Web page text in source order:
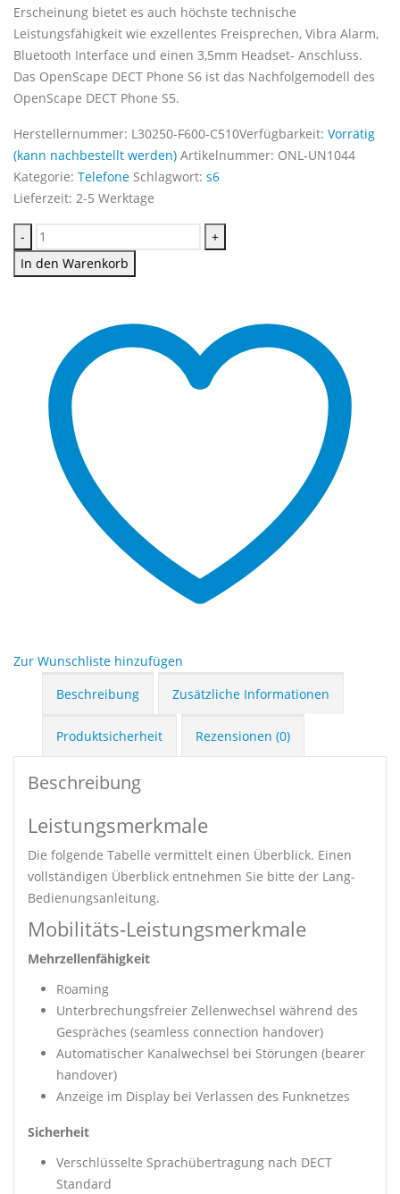
Erscheinung bietet es auch höchste technische
Leistungsfähigkeit wie exzellentes Freisprechen, Vibra Alarm,
Bluetooth Interface und einen 3,5mm Headset- Anschluss.
Das OpenScape DECT Phone S6 ist das Nachfolgemodell des
OpenScape DECT Phone S5.
Herstellernummer: L30250-F600-C510Verfügbarkeit: Vorrätig
(kann nachbestellt werden) Artikelnummer: ONL-UN1044
Kategorie: Telefone Schlagwort: s6
Lieferzeit: 2-5 Werktage
-
+
In den Warenkorb
Zur Wunschliste hinzufügen
Beschreibung
Zusätzliche Informationen
Produktsicherheit Rezensionen (0)
Beschreibung
Leistungsmerkmale
Die folgende Tabelle vermittelt einen Überblick. Einen
vollständigen Überblick entnehmen Sie bitte der Lang-
Bedienungsanleitung.
Mobilitäts-Leistungsmerkmale
Mehrzellenfähigkeit
Roaming
Unterbrechungsfreier Zellenwechsel während des
Gespräches (seamless connection handover)
Automatischer Kanalwechsel bei Störungen (bearer
handover)
Anzeige im Display bei Verlassen des Funknetzes
Sicherheit
Verschlüsselte Sprachübertragung nach DECT
Standard